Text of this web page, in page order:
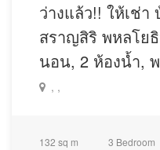
ว่างแล้ว!! ให้เช่
สราญสิริ พหลโย
นอน, 2 ห้องน้ำ,
, ,
132 sq m 3 Bedroom